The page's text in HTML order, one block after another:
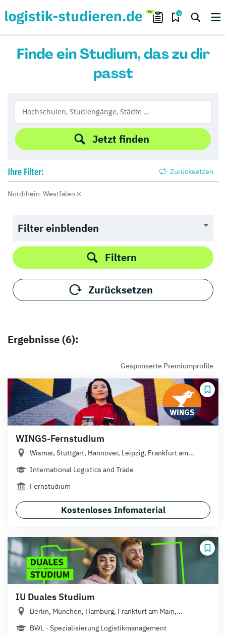
0
Finde ein Studium, das zu dir
passt
Jetzt finden
Ihre Filter: Zurücksetzen
Nordrhein-Westfalen
Filter einblenden
Filtern
Zurücksetzen
Ergebnisse (6):
Gesponserte Premiumprofile
WINGS-Fernstudium
Wismar, Stuttgart, Hannover, Leipzig, Frankfurt am...
International Logistics and Trade
Fernstudium
Kostenloses Infomaterial
IU Duales Studium
Berlin, München, Hamburg, Frankfurt am Main,...
BWL - Spezialisierung Logistikmanagement